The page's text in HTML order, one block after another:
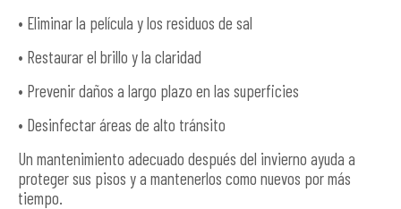
• Eliminar la película y los residuos de sal
• Restaurar el brillo y la claridad
• Prevenir daños a largo plazo en las superficies
• Desinfectar áreas de alto tránsito
Un mantenimiento adecuado después del invierno ayuda a
proteger sus pisos y a mantenerlos como nuevos por más
tiempo.